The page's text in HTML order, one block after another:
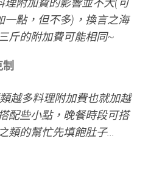
一點，但不多)，換言之海
斤的附加費可能相同~
越多料理附加費也就加越
配些小點，晚餐時段可搭
類的幫忙先填飽肚子...